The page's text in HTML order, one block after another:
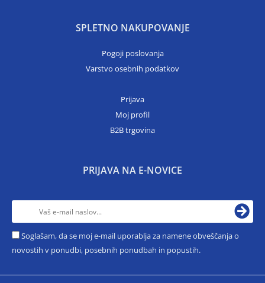
SPLETNO NAKUPOVANJE
Pogoji poslovanja
Varstvo osebnih podatkov
Prijava
Moj profil
B2B trgovina
PRIJAVA NA E-NOVICE
Soglašam, da se moj e-mail uporablja za namene obveščanja o
novostih v ponudbi, posebnih ponudbah in popustih.